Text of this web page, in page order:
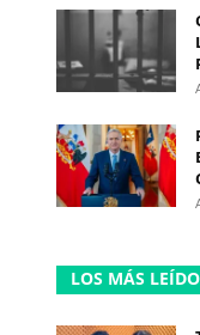
LOS MÁS LEÍDO